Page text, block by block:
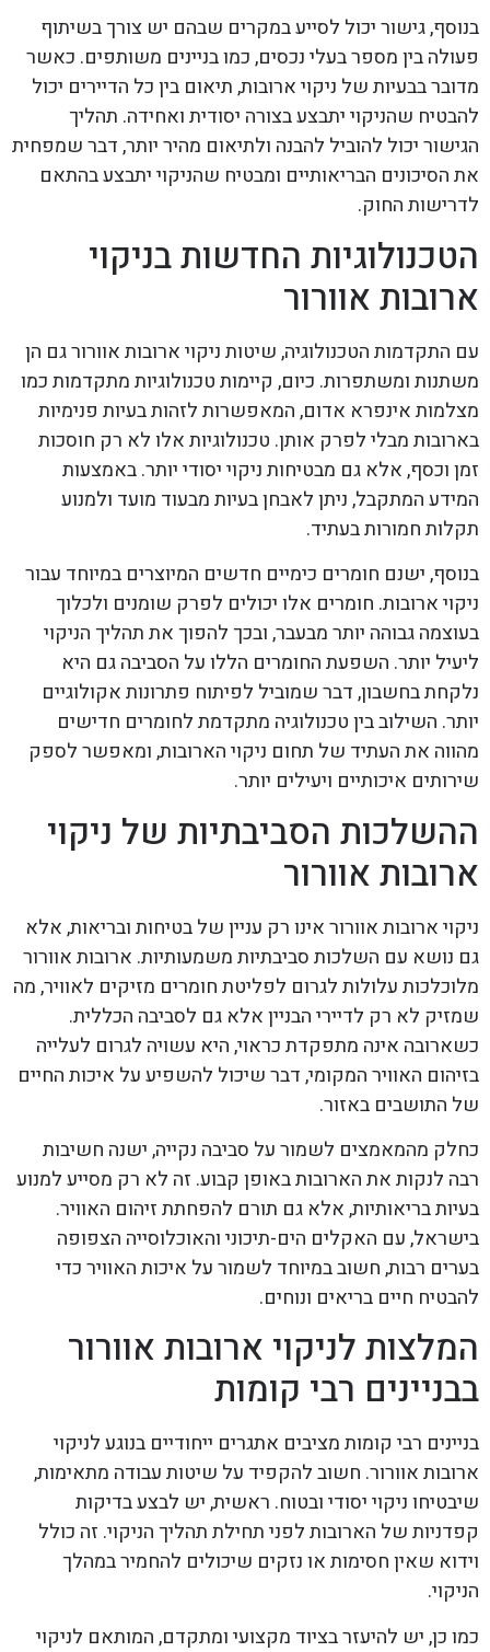
בנוסף, גישור יכול לסייע במקרים שבהם יש צורך בשיתוף
פעולה בין מספר בעלי נכסים, כמו בניינים משותפים. כאשר
מדובר בבעיות של ניקוי ארובות, תיאום בין כל הדיירים יכול
להבטיח שהניקוי יתבצע בצורה יסודית ואחידה. תהליך
הגישור יכול להוביל להבנה ולתיאום מהיר יותר, דבר שמפחית
את הסיכונים הבריאותיים ומבטיח שהניקוי יתבצע בהתאם
לדרישות החוק.
הטכנולוגיות החדשות בניקוי
ארובות אוורור
עם התקדמות הטכנולוגיה, שיטות ניקוי ארובות אוורור גם הן
משתנות ומשתפרות. כיום, קיימות טכנולוגיות מתקדמות כמו
מצלמות אינפרא אדום, המאפשרות לזהות בעיות פנימיות
בארובות מבלי לפרק אותן. טכנולוגיות אלו לא רק חוסכות
זמן וכסף, אלא גם מבטיחות ניקוי יסודי יותר. באמצעות
המידע המתקבל, ניתן לאבחן בעיות מבעוד מועד ולמנוע
תקלות חמורות בעתיד.
בנוסף, ישנם חומרים כימיים חדשים המיוצרים במיוחד עבור
ניקוי ארובות. חומרים אלו יכולים לפרק שומנים ולכלוך
בעוצמה גבוהה יותר מבעבר, ובכך להפוך את תהליך הניקוי
ליעיל יותר. השפעת החומרים הללו על הסביבה גם היא
נלקחת בחשבון, דבר שמוביל לפיתוח פתרונות אקולוגיים
יותר. השילוב בין טכנולוגיה מתקדמת לחומרים חדישים
מהווה את העתיד של תחום ניקוי הארובות, ומאפשר לספק
שירותים איכותיים ויעילים יותר.
ההשלכות הסביבתיות של ניקוי
ארובות אוורור
ניקוי ארובות אוורור אינו רק עניין של בטיחות ובריאות, אלא
גם נושא עם השלכות סביבתיות משמעותיות. ארובות אוורור
מלוכלכות עלולות לגרום לפליטת חומרים מזיקים לאוויר, מה
שמזיק לא רק לדיירי הבניין אלא גם לסביבה הכללית.
כשארובה אינה מתפקדת כראוי, היא עשויה לגרום לעלייה
בזיהום האוויר המקומי, דבר שיכול להשפיע על איכות החיים
של התושבים באזור.
כחלק מהמאמצים לשמור על סביבה נקייה, ישנה חשיבות
רבה לנקות את הארובות באופן קבוע. זה לא רק מסייע למנוע
בעיות בריאותיות, אלא גם תורם להפחתת זיהום האוויר.
בישראל, עם האקלים הים-תיכוני והאוכלוסייה הצפופה
בערים רבות, חשוב במיוחד לשמור על איכות האוויר כדי
להבטיח חיים בריאים ונוחים.
המלצות לניקוי ארובות אוורור
בבניינים רבי קומות
בניינים רבי קומות מציבים אתגרים ייחודיים בנוגע לניקוי
ארובות אוורור. חשוב להקפיד על שיטות עבודה מתאימות,
שיבטיחו ניקוי יסודי ובטוח. ראשית, יש לבצע בדיקות
קפדניות של הארובות לפני תחילת תהליך הניקוי. זה כולל
וידוא שאין חסימות או נזקים שיכולים להחמיר במהלך
הניקוי.
כמו כן, יש להיעזר בציוד מקצועי ומתקדם, המותאם לניקוי